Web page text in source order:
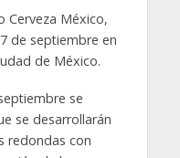
Cerveza México,
de septiembre en
de México.
se
se desarrollarán
redondas con